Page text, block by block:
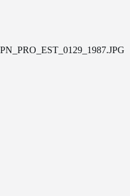
PN_PRO_EST_0129_1987.JPG